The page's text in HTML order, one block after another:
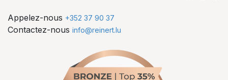
Appelez-nous +352 37 90 37
Contactez-nous info@reinert.lu